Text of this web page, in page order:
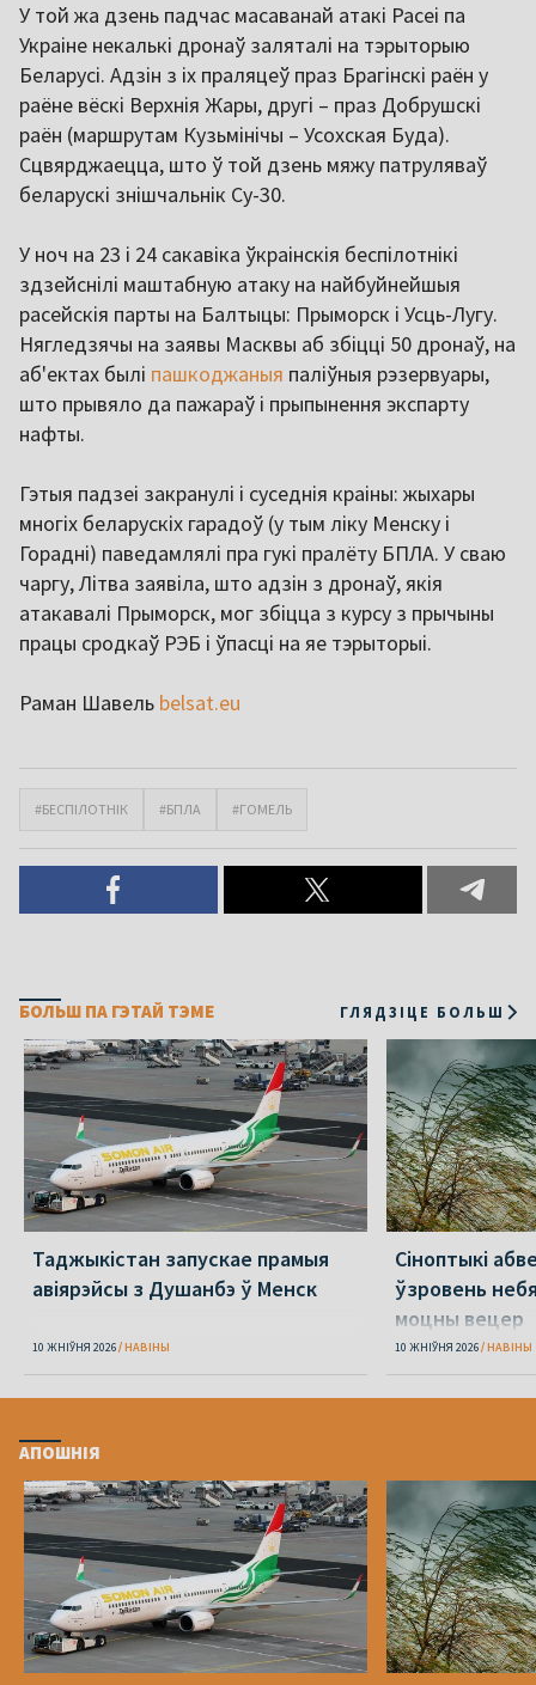
У той жа дзень падчас масаванай атакі Расеі па
Украіне некалькі дронаў заляталі на тэрыторыю
Беларусі. Адзін з іх праляцеў праз Брагінскі раён у
раёне вёскі Верхнія Жары, другі – праз Добрушскі
раён (маршрутам Кузьмінічы – Усохская Буда).
Сцвярджаецца, што ў той дзень мяжу патруляваў
беларускі знішчальнік Су-30.
У ноч на 23 і 24 сакавіка ўкраінскія беспілотнікі
здзейснілі маштабную атаку на найбуйнейшыя
расейскія парты на Балтыцы: Прыморск і Усць-Лугу.
Нягледзячы на заявы Масквы аб збіцці 50 дронаў, на
аб'ектах былі пашкоджаныя паліўныя рэзервуары,
што прывяло да пажараў і прыпынення экспарту
нафты.
Гэтыя падзеі закранулі і суседнія краіны: жыхары
многіх беларускіх гарадоў (у тым ліку Менску і
Горадні) паведамлялі пра гукі пралёту БПЛА. У сваю
чаргу, Літва заявіла, што адзін з дронаў, якія
атакавалі Прыморск, мог збіцца з курсу з прычыны
працы сродкаў РЭБ і ўпасці на яе тэрыторыі.
Раман Шавель belsat.eu
#БЕСПІЛОТНІК #БПЛА #ГОМЕЛЬ
БОЛЬШ ПА ГЭТАЙ ТЭМЕ ГЛЯДЗІЦЕ БОЛЬШ
Таджыкістан запускае прамыя
авіярэйсы з Душанбэ ў Менск
10 ЖНІЎНЯ 2026 НАВІНЫ
Сіноптыкі
ўзровень
моцны вецер
10 ЖНІЎНЯ 2026 НАВІНЫ
АПОШНІЯ